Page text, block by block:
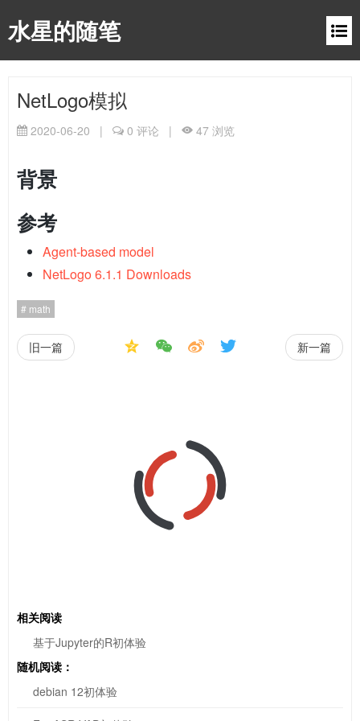
水星的随笔
NetLogo模拟
2020-06-20 | 0 评论 | 47 浏览
背景
参考
Agent-based model
NetLogo 6.1.1 Downloads
math
旧一篇 新一篇
相关阅读
基于Jupyter的R初体验
随机阅读：
debian 12初体验